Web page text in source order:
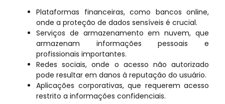
Plataformas financeiras, como bancos online,
onde a proteção de dados sensíveis é crucial.
Serviços de armazenamento em nuvem, que
armazenam informações pessoais e
profissionais importantes.
Redes sociais, onde o acesso não autorizado
pode resultar em danos à reputação do usuário.
Aplicações corporativas, que requerem acesso
restrito a informações confidenciais.